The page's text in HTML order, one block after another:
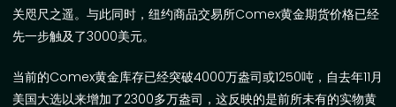
关咫尺之遥。与此同时，纽约商品交易所Comex黄金期货价格已经
先一步触及了3000美元。
当前的Comex黄金库存已经突破4000万盎司或1250吨，自去年11月
美国大选以来增加了2300多万盎司，这反映的是前所未有的实物黄